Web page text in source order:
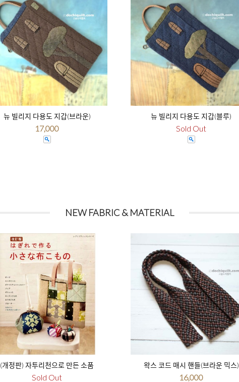
뉴 빌리지 다용도 지갑(브라운)
17,000
뉴 빌리지 다용도 지갑(블루)
Sold Out
NEW FABRIC & MATERIAL
(개정판) 자투리천으로 만든 소품
Sold Out
왁스 코드 매시 핸들(브라운 믹스)
16,000